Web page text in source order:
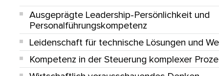
Ausgeprägte Leadership-Persönlichkeit und
Personalführungskompetenz
Leidenschaft für technische Lösungen und
Kompetenz in der Steuerung komplexer